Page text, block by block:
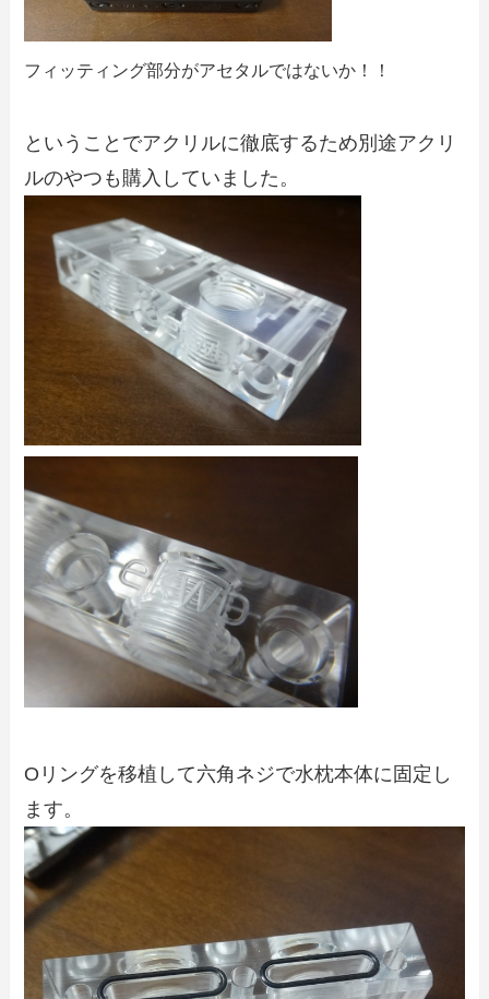
フィッティング部分がアセタルではないか！！
ということでアクリルに徹底するため別途アクリ
ルのやつも購入していました。
Oリングを移植して六角ネジで水枕本体に固定し
ます。